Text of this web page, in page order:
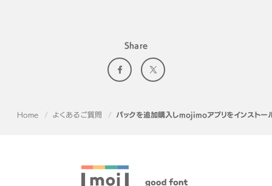
Share
Home よくあるご質問 パックを追加購入しmojimoアプリをインストー